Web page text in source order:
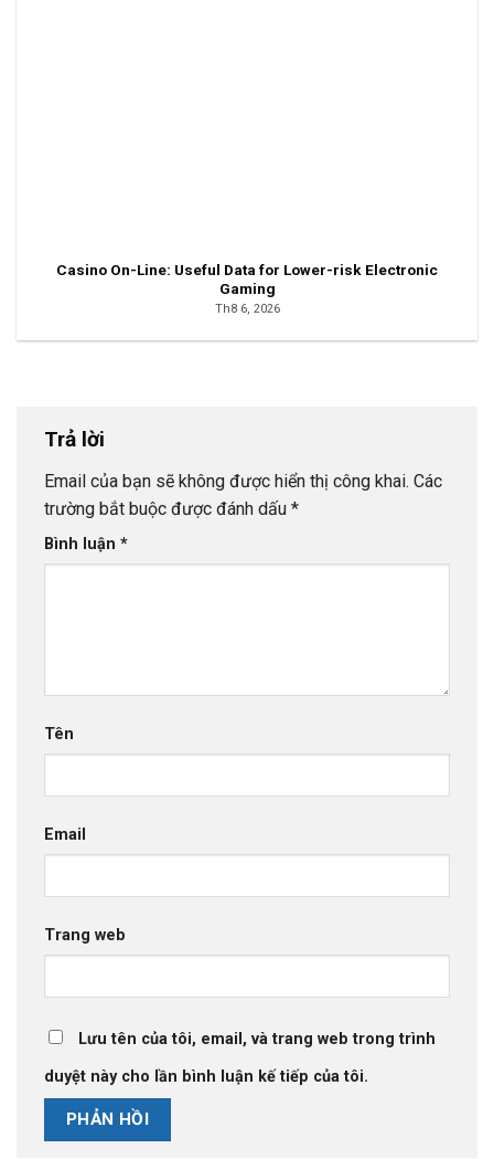
Casino On-Line: Useful Data for Lower-risk Electronic
Gaming
Th8 6, 2026
Trả lời
Email của bạn sẽ không được hiển thị công khai. Các
trường bắt buộc được đánh dấu *
Bình luận *
Tên
Email
Trang web
Lưu tên của tôi, email, và trang web trong trình
duyệt này cho lần bình luận kế tiếp của tôi.